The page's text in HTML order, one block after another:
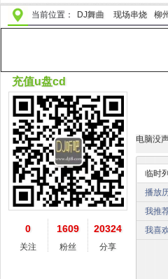
当前位置： DJ舞曲 现场串烧 柳
电脑没
临时
播放
我推
我喜
充值u盘cd
0
关注
1609
粉丝
20324
分享